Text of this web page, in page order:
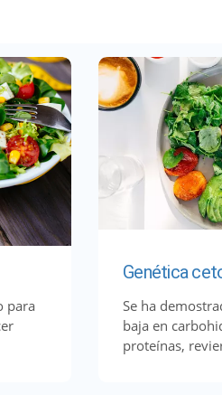
para
Genética
Se ha
baja en
proteínas,